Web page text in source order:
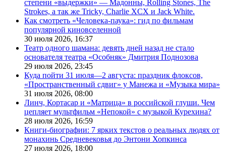
степени «выдержки» — Мадонны, Rolling Stones, The
Strokes, а так же Tricky, Charlie XCX и Jack White.
Как смотреть «Человека-паука»: гид по фильмам
популярной киновселенной
30 июля 2026, 16:37
Театр одного шамана: девять дней назад не стало
основателя театра «Особняк» Дмитрия Поднозова
29 июля 2026, 23:45
Куда пойти 31 июля—2 августа: праздник флоксов,
«Пространственный сдвиг» у Манежа и «Музыка мира»
31 июля 2026, 08:00
Линч, Кортасар и «Матрица» в российской глуши. Чем
цепляет мультфильм «Непокой» с музыкой Курехина?
28 июля 2026, 16:59
Книги-биографии: 7 ярких текстов о реальных людях от
монахинь Средневековья до Энтони Хопкинса
27 июля 2026, 18:00